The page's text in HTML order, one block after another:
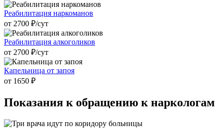
Реабилитация наркоманов
от 2700 ₽/cут
Реабилитация алкоголиков
от 2700 ₽/cут
Капельница от запоя
от 1650 ₽
Показания к обращению к наркологам